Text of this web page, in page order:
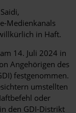
Medienkanals
in Haft.
14. Juli 2024 in
Angehörigen des
festgenommen.
umstellten
oder
den GDI-Distrikt